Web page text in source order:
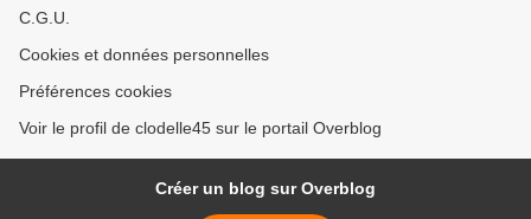
C.G.U.
Cookies et données personnelles
Préférences cookies
Voir le profil de clodelle45 sur le portail Overblog
Créer un blog sur Overblog